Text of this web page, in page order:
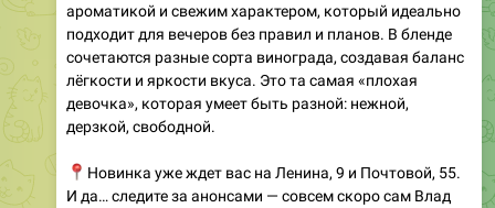
ароматикой и свежим характером, который идеально
подходит для вечеров без правил и планов. В бленде
сочетаются разные сорта винограда, создавая баланс
лёгкости и яркости вкуса. Это та самая «плохая
девочка», которая умеет быть разной: нежной,
дерзкой, свободной.
Новинка уже ждет вас на Ленина, 9 и Почтовой, 55.
И да… следите за анонсами — совсем скоро сам Влад